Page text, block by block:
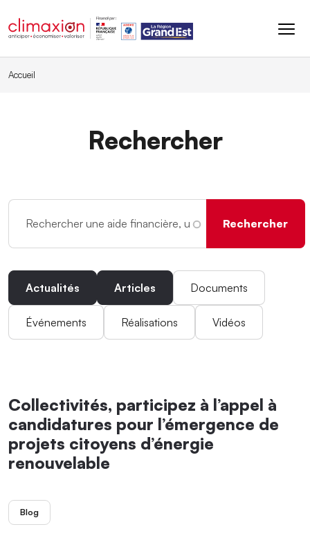
Accueil
Rechercher
Actualités Articles Documents
Événements Réalisations Vidéos
Collectivités, participez à l’appel à
candidatures pour l’émergence de
projets citoyens d’énergie
renouvelable
Blog